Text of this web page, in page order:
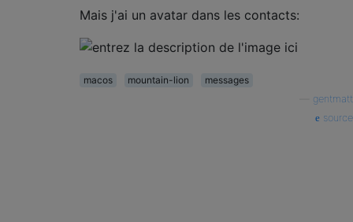
Mais j'ai un avatar dans les contacts:
macos mountain-lion
messages
gentmatt
source